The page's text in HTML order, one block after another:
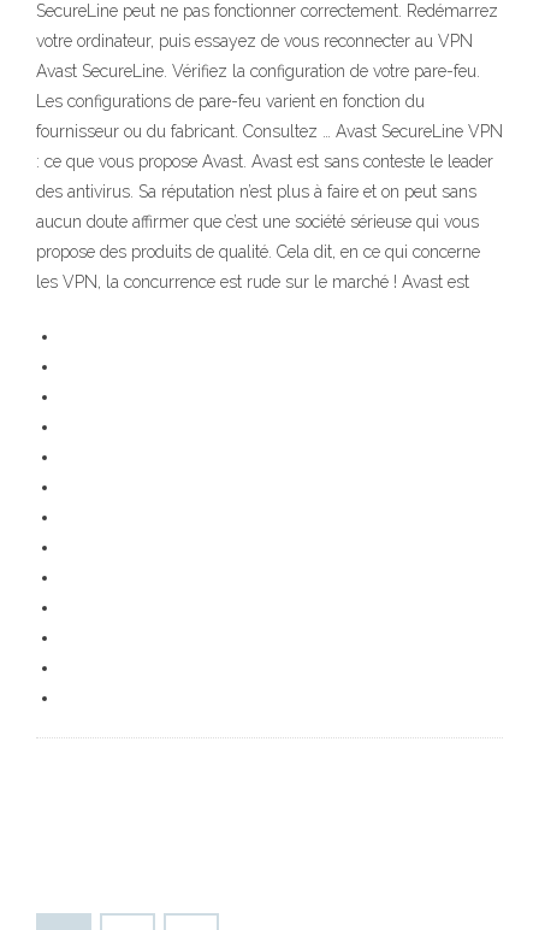
SecureLine peut ne pas fonctionner correctement. Redémarrez
votre ordinateur, puis essayez de vous reconnecter au VPN
Avast SecureLine. Vérifiez la configuration de votre pare-feu.
Les configurations de pare-feu varient en fonction du
fournisseur ou du fabricant. Consultez … Avast SecureLine VPN
: ce que vous propose Avast. Avast est sans conteste le leader
des antivirus. Sa réputation n’est plus à faire et on peut sans
aucun doute affirmer que c’est une société sérieuse qui vous
propose des produits de qualité. Cela dit, en ce qui concerne
les VPN, la concurrence est rude sur le marché ! Avast est